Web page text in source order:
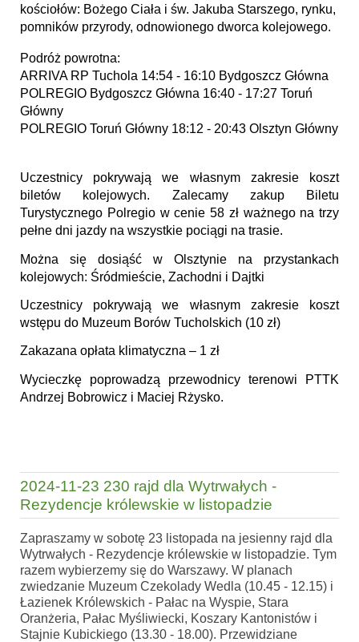
kościołów: Bożego Ciała i św. Jakuba Starszego,
pomników przyrody, odnowionego dworca kolejowego.
Podróż powrotna:
ARRIVA RP Tuchola 14:54 - 16:10 Bydgoszcz Główna
POLREGIO Bydgoszcz Główna 16:40 - 17:27 Toruń
Główny
POLREGIO Toruń Główny 18:12 - 20:43 Olsztyn Główny
Uczestnicy pokrywają we własnym zakresie koszt
biletów kolejowych. Zalecamy zakup Biletu
Turystycznego Polregio w cenie 58 zł ważnego na trzy
pełne dni jazdy na wszystkie pociągi na trasie.
Można się dosiąść w Olsztynie na przystankach
kolejowych: Śródmieście, Zachodni i Dajtki
Uczestnicy pokrywają we własnym zakresie koszt
wstępu do Muzeum Borów Tucholskich (10 zł)
Zakazana opłata klimatyczna – 1 zł
Wycieczkę poprowadzą przewodnicy terenowi PTTK
Andrzej Bobrowicz i Maciej Rżysko.
2024-11-23 230 rajd dla Wytrwałych -
Rezydencje królewskie w listopadzie
Zapraszamy w sobotę 23 listopada na jesienny rajd dla
Wytrwałych - Rezydencje królewskie w listopadzie. Tym
razem wybierzemy się do Warszawy. W planach
zwiedzanie Muzeum Czekolady Wedla (10.45 - 12.15) i
Łazienek Królewskich - Pałac na Wyspie, Stara
Oranżeria, Pałac Myśliwiecki, Koszary Kantonistów i
Stajnie Kubickiego (13.30 - 18.00). Przewidziane